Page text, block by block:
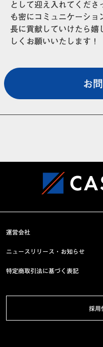
として迎え入れてくださ
も密にコミュニケーショ
長に貢献していけたら嬉
しくお願いいたします！
お
運営会社
ニュースリリース・お知らせ
特定商取引法に基づく表記
採用